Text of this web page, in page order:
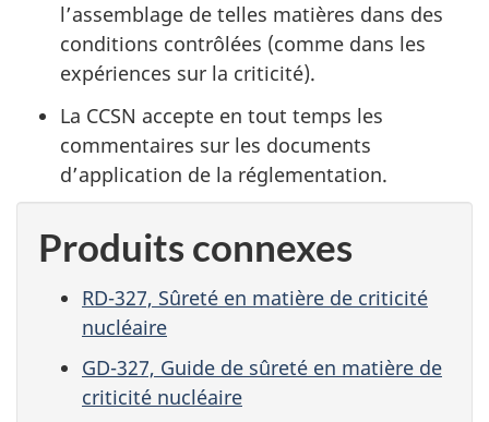
l’assemblage de telles matières dans des
conditions contrôlées (comme dans les
expériences sur la criticité).
La CCSN accepte en tout temps les
commentaires sur les documents
d’application de la réglementation.
Produits connexes
RD-327, Sûreté en matière de criticité
nucléaire
GD-327, Guide de sûreté en matière de
criticité nucléaire